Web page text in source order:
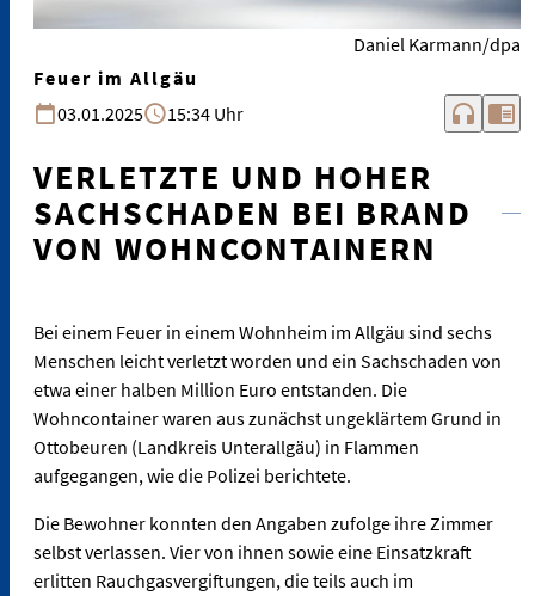
Daniel Karmann/dpa
Feuer im Allgäu
03.01.2025
15:34 Uhr headphones chrome_reader_mode
VERLETZTE UND HOHER
SACHSCHADEN BEI BRAND
VON WOHNCONTAINERN
Bei einem Feuer in einem Wohnheim im Allgäu sind sechs
Menschen leicht verletzt worden und ein Sachschaden von
etwa einer halben Million Euro entstanden. Die
Wohncontainer waren aus zunächst ungeklärtem Grund in
Ottobeuren (Landkreis Unterallgäu) in Flammen
aufgegangen, wie die Polizei berichtete.
Die Bewohner konnten den Angaben zufolge ihre Zimmer
selbst verlassen. Vier von ihnen sowie eine Einsatzkraft
erlitten Rauchgasvergiftungen, die teils auch im